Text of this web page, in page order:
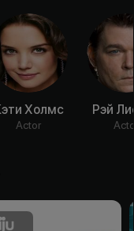
Холмс
Actor
Рэй